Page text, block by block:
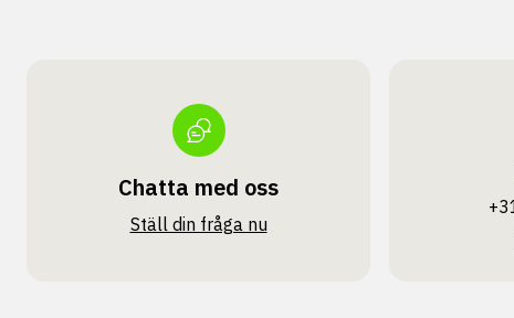
Chatta med oss
Ställ din fråga nu